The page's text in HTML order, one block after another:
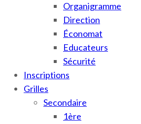
Organigramme
Direction
Économat
Educateurs
Sécurité
Inscriptions
Grilles
Secondaire
1ère